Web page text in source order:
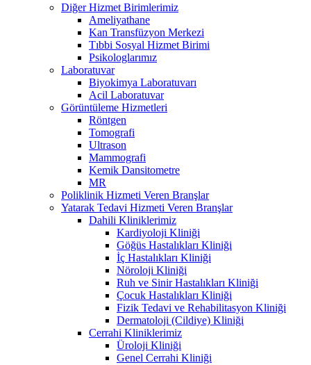
Diğer Hizmet Birimlerimiz
Ameliyathane
Kan Transfüzyon Merkezi
Tıbbi Sosyal Hizmet Birimi
Psikologlarımız
Laboratuvar
Biyokimya Laboratuvarı
Acil Laboratuvar
Görüntüleme Hizmetleri
Röntgen
Tomografi
Ultrason
Mammografi
Kemik Dansitometre
MR
Poliklinik Hizmeti Veren Branşlar
Yatarak Tedavi Hizmeti Veren Branşlar
Dahili Kliniklerimiz
Kardiyoloji Kliniği
Göğüs Hastalıkları Kliniği
İç Hastalıkları Kliniği
Nöroloji Kliniği
Ruh ve Sinir Hastalıkları Kliniği
Çocuk Hastalıkları Kliniği
Fizik Tedavi ve Rehabilitasyon Kliniği
Dermatoloji (Cildiye) Kliniği
Cerrahi Kliniklerimiz
Üroloji Kliniği
Genel Cerrahi Kliniği